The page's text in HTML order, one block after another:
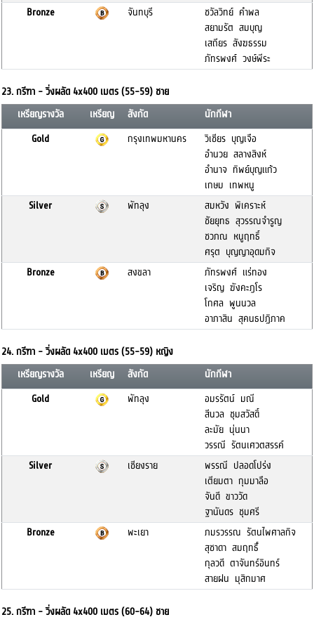
Bronze
จันทบุรี
ชวัลวิทย์ คำพล
สยามรัต สมบุญ
เสถียร สังฆธรรม
ภัทรพงศ์ วงษ์พีระ
23. กรีฑา - วิ่งผลัด 4x400 เมตร (55-59) ชาย
เหรียญรางวัล
เหรียญ สังกัด
นักกีฬา
Gold
กรุงเทพมหานคร
วิเชียร บุญเจือ
อำนวย สลางสิงห์
อำนาจ ทิพย์บุญแก้ว
เกษม เทพหนู
Silver
พัทลุง
สมหวัง พิเคราะห์
ชัยยุทธ สุวรรณจำรูญ
ชวภณ หนูฤทธิ์
ศรุต บุญญาอุดมกิจ
Bronze
สงขลา
ภัทรพงศ์ แร่ทอง
เจริญ ฆังคะฎโร
โกศล พูนนวล
อาภาสิน สุคนธปฏิภาค
24. กรีฑา - วิ่งผลัด 4x400 เมตร (55-59) หญิง
เหรียญรางวัล
เหรียญ สังกัด
นักกีฬา
Gold
พัทลุง
อมรรัตน์ มณี
สีนวล ชุมสวัสดิ์
ละมัย นุ่นนา
วรรณี รัตนเศวตสรรค์
Silver
เชียงราย
พรรณี ปลอดโปร่ง
เตียมตา กุมมาลือ
จันดี ขาววัด
ฐานันดร ชุมศรี
Bronze
พะเยา
ภมรวรรณ รัตนไพศาลกิจ
สุชาดา สมฤทธิ์์
กุลวดี ตาจันทร์อินทร์
สายฝน มุสิกมาศ
25. กรีฑา - วิ่งผลัด 4x400 เมตร (60-64) ชาย